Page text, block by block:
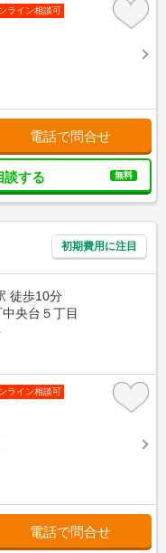
ライン相談可
電話で問合せ
談する 無料
初期費用に注目
徒歩10分
央台５丁目
ライン相談可
電話で問合せ